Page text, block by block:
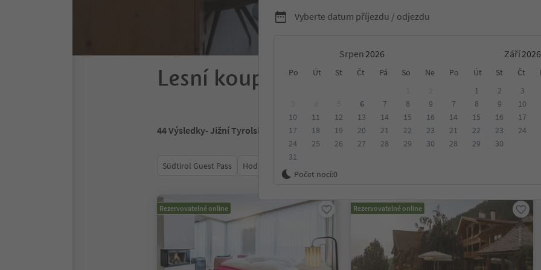
Vyberte datum příjezdu / odjezdu
Srpen Září
Po Út St Čt Pá So Ne Po Út St Čt
6 7 8
9
10
11 12 13 14 15
16
17
18 19 20 21 22
23
24
25 26 27 28 29
30
31
1 2 3
7
8 9 10
14
15 16 17
21
22 23 24
28
29 30
Počet nocí:0
Lesní koupání v Jižním Tyrolsku
44Výsledky- Jižní Tyrolsko
Südtirol Guest Pass Hodnocení
Rezervovatelné online Rezervovatelné online